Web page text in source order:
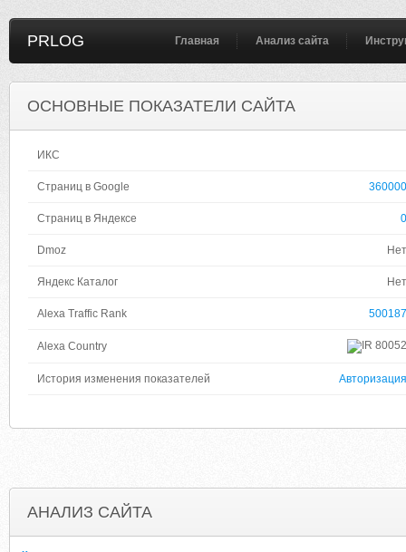
PRLOG Главная Анализ сайта
ОСНОВНЫЕ ПОКАЗАТЕЛИ САЙТА
ИКС
Страниц в Google 360000
Страниц в Яндексе 0
Dmoz Нет
Яндекс Каталог Нет
Alexa Traffic Rank 500187
Alexa Country 80052
История изменения показателей Авторизация
АНАЛИЗ САЙТА